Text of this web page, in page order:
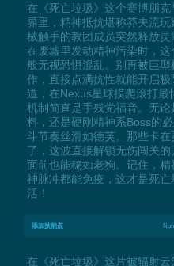
在《死亡垃圾》这个赛博朋
界里，精神抵抗堪称莽夫流
械触手的教团成员突然释放
在废墟里发动精神污染时，
般无视恐惧混乱。别再被巨
作，直接点满抗性就能开启
道，在Nexus星球摸爬滚打
机制简直是手残党福音。无
料，还是硬刚精神系Boss的
斗节奏丝滑如德芙。那些卡
了，这波直接解锁无伤闯关
面前也能稳如老狗。记住，
神脉冲都能免疫，这才是死
活！
添加技能点
在《死亡垃圾》这片被辐射